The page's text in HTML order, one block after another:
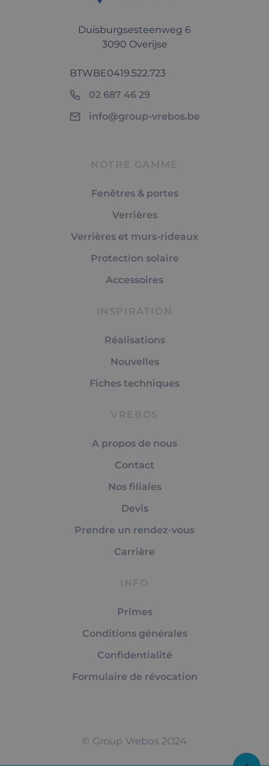
Duisburgsesteenweg 6
3090 Overijse
BTWBE0419.522.723
02 687 46 29
info@group-vrebos.be
NOTRE GAMME
Fenêtres & portes
Verrières
Verrières et murs-rideaux
Protection solaire
Accessoires
INSPIRATION
Réalisations
Nouvelles
Fiches techniques
VREBOS
A propos de nous
Contact
Nos filiales
Devis
Prendre un rendez-vous
Carrière
INFO
Primes
Conditions générales
Confidentialité
Formulaire de révocation
© Group Vrebos 2O24